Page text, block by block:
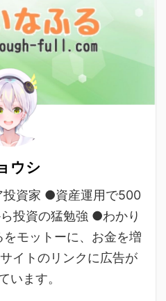
ウシ
資家 ●資産運用で500
投資の猛勉強 ●わかり
モットーに、お金を増
イトのリンクに広告が
います。